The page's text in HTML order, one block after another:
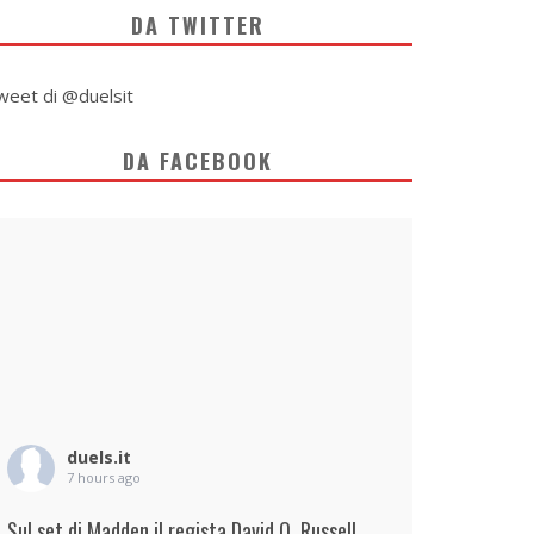
DA TWITTER
di @duelsit
DA FACEBOOK
duels.it
7 hours ago